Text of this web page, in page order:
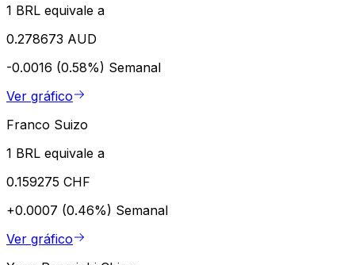
1 BRL equivale a
0.278673 AUD
-0.0016 (0.58%) Semanal
Ver gráfico
Franco Suizo
1 BRL equivale a
0.159275 CHF
+0.0007 (0.46%) Semanal
Ver gráfico